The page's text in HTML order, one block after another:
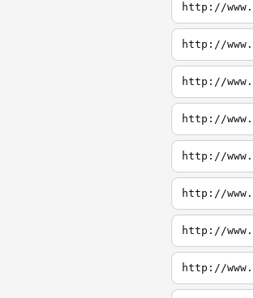
http://
http://
http://
http://
http://
http://
http://
http://